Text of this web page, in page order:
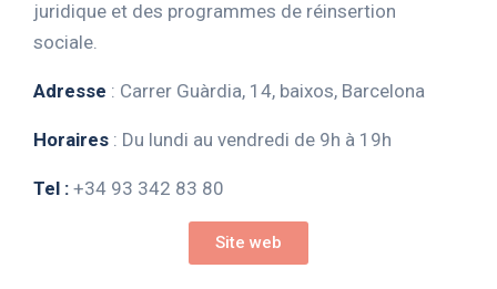
juridique et des programmes de réinsertion
sociale.
Adresse : Carrer Guàrdia, 14, baixos, Barcelona
Horaires : Du lundi au vendredi de 9h à 19h
Tel : +34 93 342 83 80
Site web